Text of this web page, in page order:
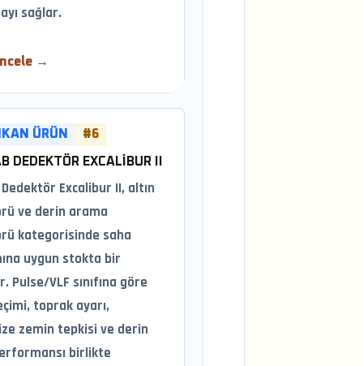
sağlar.
→
ÜRÜN #6
DEDEKTÖR EXCALIBUR II
Excalibur II, altın
ve derin arama
kategorisinde saha
uygun stokta bir
Pulse/VLF sınıfına göre
toprak ayarı,
zemin tepkisi ve derin
birlikte